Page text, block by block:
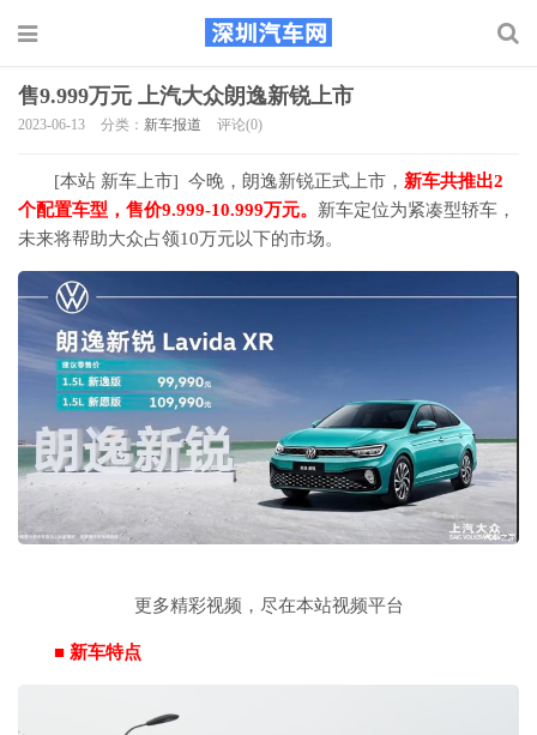
售9.999万元 上汽大众朗逸新锐上市
2023-06-13 分类： 新车报道 评论(0)
[本站 新车上市] 今晚，朗逸新锐正式上市， 新车共推出2
个配置车型，售价9.999-10.999万元。 新车定位为紧凑型轿车，
未来将帮助大众占领10万元以下的市场。
更多精彩视频，尽在本站视频平台
■ 新车特点